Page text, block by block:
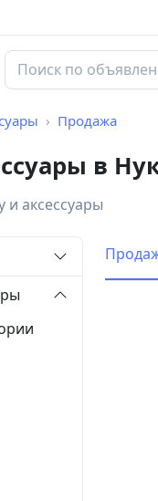
Продажа
в
и аксессуары